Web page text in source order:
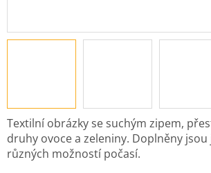
Textilní obrázky se suchým zipem,
druhy ovoce a zeleniny. Doplněny
různých možností počasí.